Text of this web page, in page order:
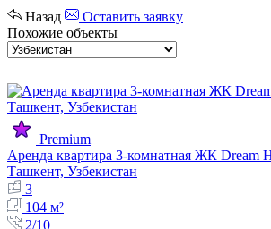
Назад
Оставить заявку
Похожие объекты
Premium
Аренда квартира 3-комнатная ЖК Dream
Ташкент, Узбекистан
3
104 м²
2/10